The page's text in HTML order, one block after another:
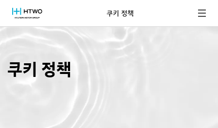
쿠키 정책
쿠키 정책
쿠키 정책